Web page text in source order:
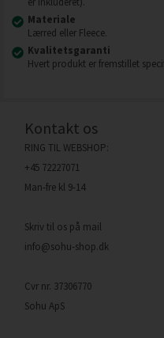
Materiale
Lærred eller Fleece.
Kvalitetsgaranti
Hvert produkt er fremstillet
Kontakt os
RING TIL WEBSHOP:
+45 72227071
Man-fre kl 9-14
Skriv til os på mail
info@sohu-shop.dk
Cvr nr. 37306770
Sohu ApS